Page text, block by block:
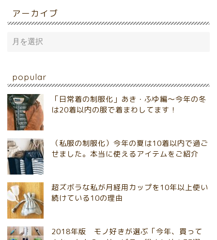
アーカイブ
popular
「日常着の制服化」あき・ふゆ編～今年の冬
は20着以内の服で着まわしてます！
（私服の制服化）今年の夏は10着以内で過ご
せました。本当に使えるアイテムをご紹介
超ズボラな私が月経用カップを10年以上使い
続けている10の理由
2018年版 モノ好きが選ぶ「今年、買って